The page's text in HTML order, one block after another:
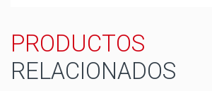
PRODUCTOS
RELACIONADOS